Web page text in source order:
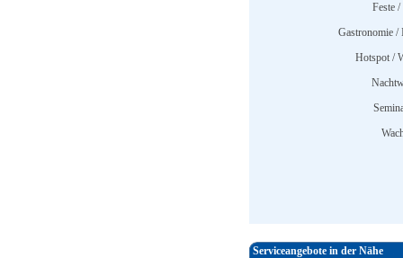
Feste
Gastronomie /
Hotspot /
Serviceangebote in der Nähe